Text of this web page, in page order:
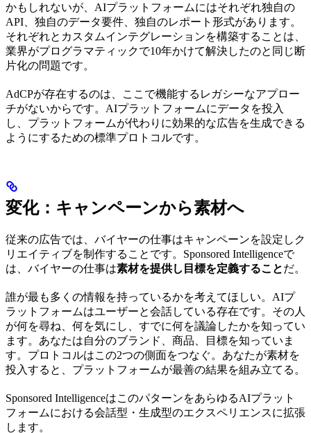
かもしれないが、AIプラットフォームにはそれぞれ独自の
API、独自のデータ要件、独自のレポート形式があります。
それぞれとカスタムインテグレーションを構築することは、
業界がプログラマティックで10年かけて解決したのと同じ断
片化の問題です。
AdCPが存在するのは、ここで機能するレガシーなアプロー
チがないからです。AIプラットフォームにデータを投入
し、プラットフォームが代わりに効果的な広告を生成できる
ようにするための標準プロトコルです。
変化：キャンペーンから素材へ
従来の広告では、バイヤーの仕事はキャンペーンを設定しク
リエイティブを制作することです。Sponsored Intelligenceで
は、バイヤーの仕事は素材を提供し目標を定義することだ。
誰が最も多くの情報を持っているかを考えてほしい。AIプ
ラットフォームはユーザーと会話している存在です。その人
が何を尋ね、何を気にし、すでに何を議論したかを知ってい
ます。あなたは自分のブランド、商品、目標を知っていま
す。プロトコルはこの2つの側面をつなぐ。あなたが素材を
投入すると、プラットフォームが最善の結果を組み立てる。
Sponsored IntelligenceはこのパターンをあらゆるAIプラット
フォームにおける会話型・生成型のエクスペリエンスに拡張
します。